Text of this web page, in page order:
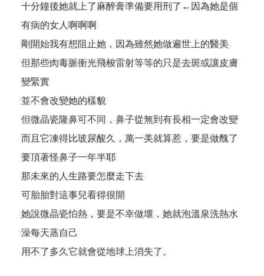
十分鐘後她就上了麻醉膏準備要用刑了←因為她是個
有病的女人啊啊啊
剛開始我有想阻止她，因為雖然她做遍世上的醫美
但那些肉毒脈衝光飛梭雷射等等的只是去斑或讓皮膚
變緊實
並不會改變她的樣貌
但微晶瓷隆鼻可不同，鼻子從無到有長相一定會改變
而且它凍得比玻尿酸久，萬一美就算惹，要是做醜了
要頂著怪鼻子一年半耶
那未來的人生路要怎麼走下去
可胎胎對這事兒看得很開
她說微晶瓷怕熱，要是不幸做壞，她就泡溫泉洗熱水
澡每天蒸自己
用不了多久它就會從地球上消失了。